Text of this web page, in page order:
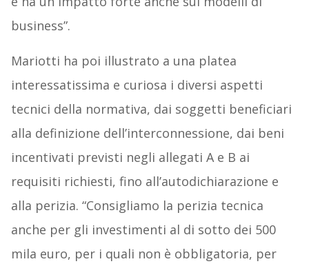
business”.
Mariotti ha poi illustrato a una platea
interessatissima e curiosa i diversi aspetti
tecnici della normativa, dai soggetti beneficiari
alla definizione dell’interconnessione, dai beni
incentivati previsti negli allegati A e B ai
requisiti richiesti, fino all’autodichiarazione e
alla perizia. “Consigliamo la perizia tecnica
anche per gli investimenti al di sotto dei 500
mila euro, per i quali non è obbligatoria, per